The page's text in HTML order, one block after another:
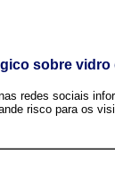
sobre vidro
redes sociais
risco para os